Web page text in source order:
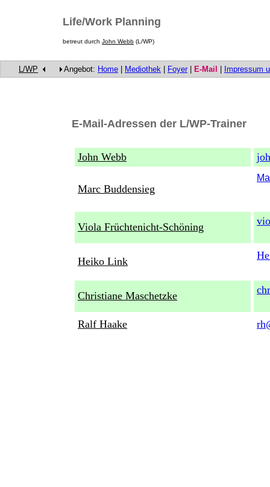
Life/Work Planning
betreut durch John Webb (L/WP)
L/WP Angebot: Home Mediothek Foyer E-Mail Impressum
E-Mail-Adressen der L/WP-Trainer
John Webb
Marc Buddensieg
Viola Früchtenicht-Schöning
Heiko Link
Christiane Maschetzke
Ralf Haake